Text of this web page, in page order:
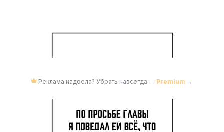
Реклама надоела? Убрать навсегда — Premium →